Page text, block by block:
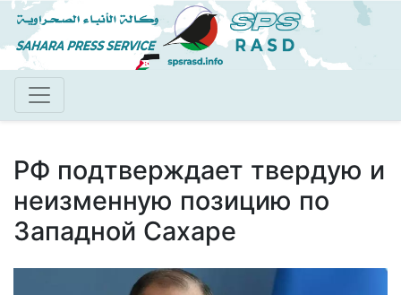
Перейти
к
основному
РФ подтверждает твердую и
неизменную позицию по
Западной Сахаре